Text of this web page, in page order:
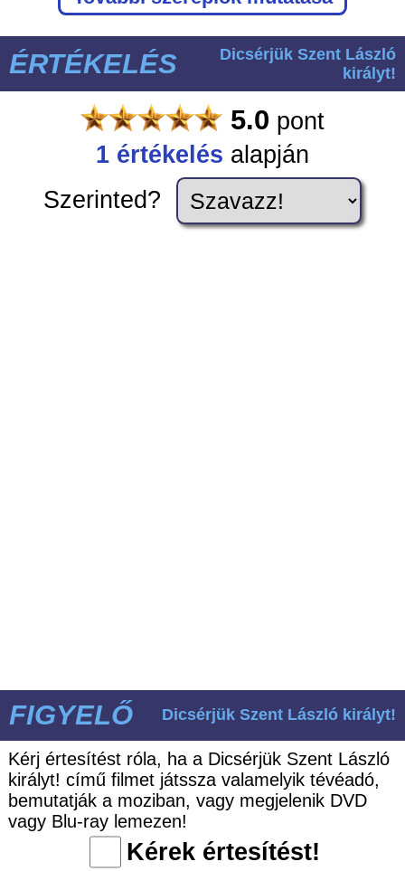
ÉRTÉKELÉS
Dicsérjük Szent László
királyt!
5.0 pont
1 értékelés alapján
Szerinted?
FIGYELŐ Dicsérjük Szent László királyt!
Kérj értesítést róla, ha a Dicsérjük Szent László
királyt! című filmet játssza valamelyik tévéadó,
bemutatják a moziban, vagy megjelenik DVD
vagy Blu-ray lemezen!
Kérek értesítést!